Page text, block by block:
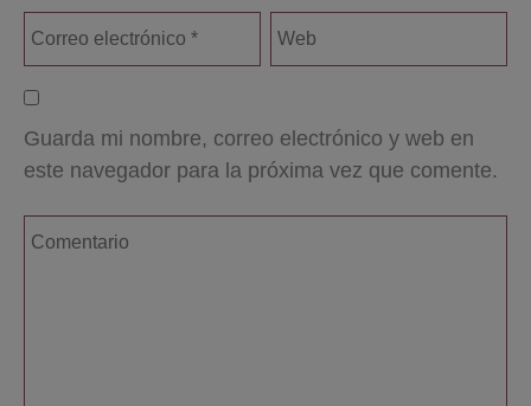
Guarda mi nombre, correo electrónico y web en
este navegador para la próxima vez que comente.